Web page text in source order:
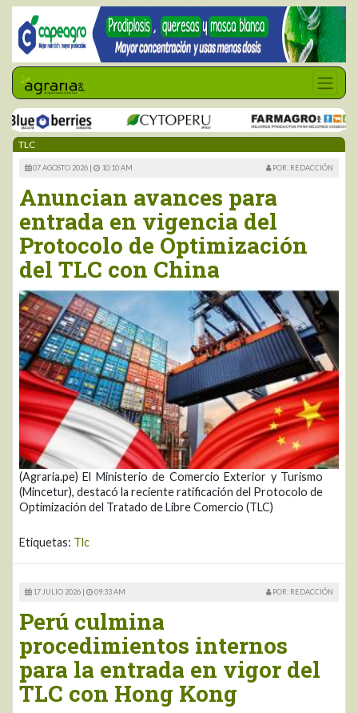
TLC
07 AGOSTO 2026 | 10:10 AM POR: REDACCIÓN
Anuncian avances para
entrada en vigencia del
Protocolo de Optimización
del TLC con China
(Agraria.pe) El Ministerio de Comercio Exterior y Turismo
(Mincetur), destacó la reciente ratificación del Protocolo de
Optimización del Tratado de Libre Comercio (TLC)
Etiquetas: Tlc
17 JULIO 2026 | 09:33 AM POR: REDACCIÓN
Perú culmina
procedimientos internos
para la entrada en vigor del
TLC con Hong Kong